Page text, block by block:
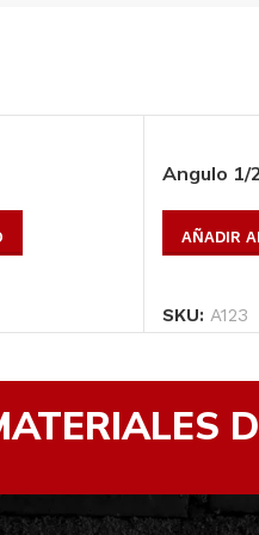
TEE DE 1/8 X
PRESUPUESTO
SKU:TEE181
Angulo 1/
AÑADIR
SKU: A123